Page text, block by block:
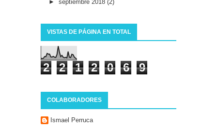
► septiembre 2018 (2)
VISTAS DE PÁGINA EN TOTAL
2 2 1 2 0 6 9
COLABORADORES
Ismael Perruca